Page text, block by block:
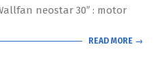
neostar 30″ : motor
READ MORE →